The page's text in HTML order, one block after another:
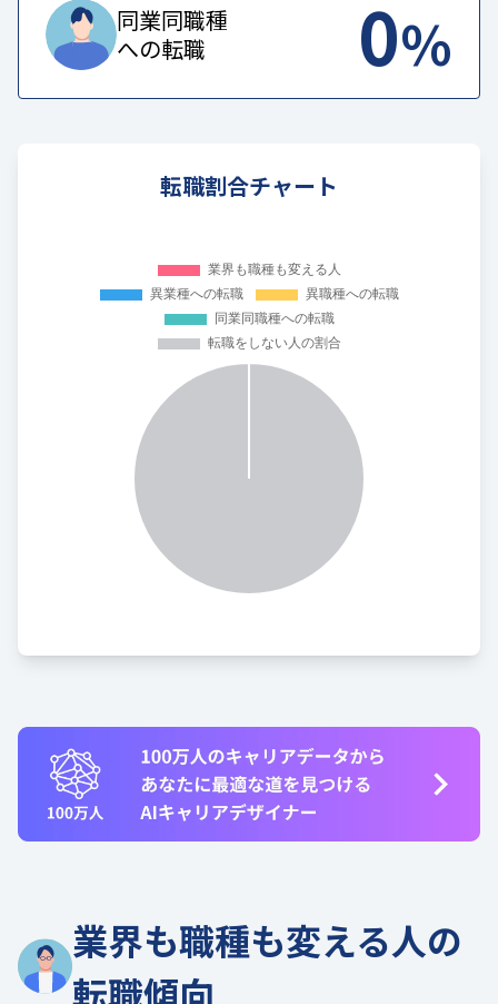
同業同職種
への転職
0%
転職割合チャート
業界も職種も変える人の
転職傾向